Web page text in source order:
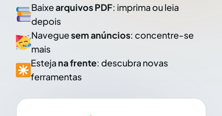
Baixearquivos PDF: imprima ou leia
depois
Naveguesem anúncios: concentre-se
mais
Esteja na frente: descubra novas
ferramentas